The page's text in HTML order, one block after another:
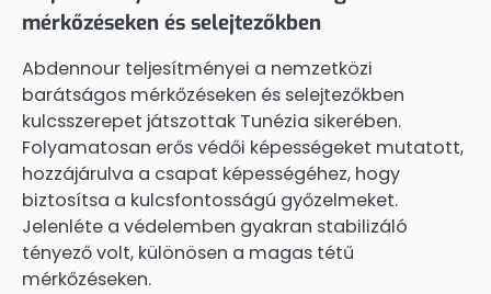
mérkőzéseken és selejtezőkben
Abdennour teljesítményei a nemzetközi
barátságos mérkőzéseken és selejtezőkben
kulcsszerepet játszottak Tunézia sikerében.
Folyamatosan erős védői képességeket mutatott,
hozzájárulva a csapat képességéhez, hogy
biztosítsa a kulcsfontosságú győzelmeket.
Jelenléte a védelemben gyakran stabilizáló
tényező volt, különösen a magas tétű
mérkőzéseken.